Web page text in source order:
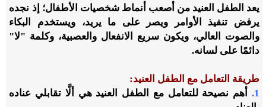
يعد الطفل العنيد من أصعب أنماط شخصيات الأطفال؛ إذ نجده
يرفض تنفيذ الأوامر ويصر على ما يريد، ويستخدم البكاء
والصوت العالي، ويكون سريع الانفعال والعصبية، وكلمة "لا"
دائمًا على لسانه.
طريقة التعامل مع الطفل العنيد:
1.
أهم نصيحة للتعامل مع الطفل العنيد هي ألَّا تقابلي عناده